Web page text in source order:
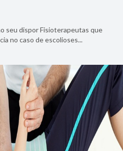
seu dispor Fisioterapeutas que
no caso de escolioses...